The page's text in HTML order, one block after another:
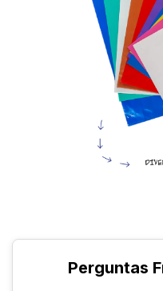
Perguntas